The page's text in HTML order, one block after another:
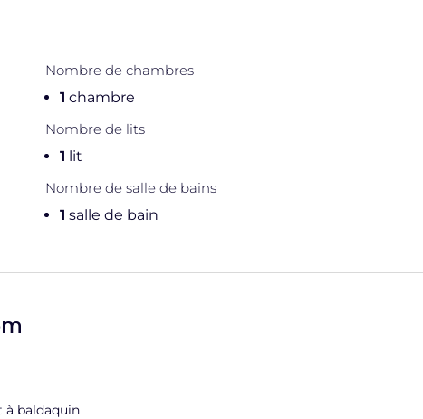
à baldaquin
Nombre de chambres
1 chambre
Nombre de lits
1 lit
Nombre de salle de bains
1 salle de bain